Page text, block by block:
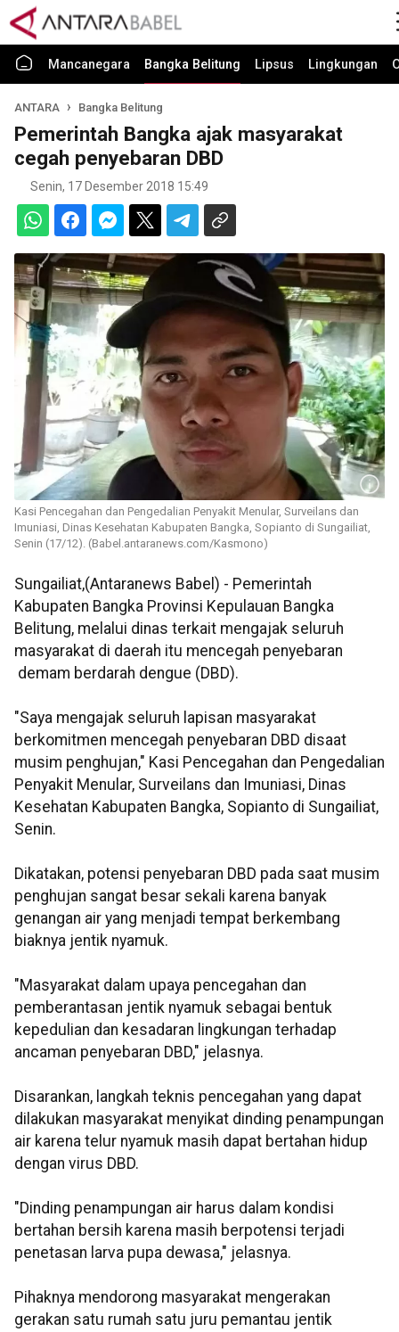
Mancanegara Bangka Belitung Lipsus Lingkungan
ANTARA Bangka Belitung
Pemerintah Bangka ajak masyarakat
cegah penyebaran DBD
Senin, 17 Desember 2018 15:49
Kasi Pencegahan dan Pengedalian Penyakit Menular, Surveilans dan
Imuniasi, Dinas Kesehatan Kabupaten Bangka, Sopianto di Sungailiat,
Senin (17/12). (Babel.antaranews.com/Kasmono)
Sungailiat,(Antaranews Babel) - Pemerintah
Kabupaten Bangka Provinsi Kepulauan Bangka
Belitung, melalui dinas terkait mengajak seluruh
masyarakat di daerah itu mencegah penyebaran
demam berdarah dengue (DBD).
"Saya mengajak seluruh lapisan masyarakat
berkomitmen mencegah penyebaran DBD disaat
musim penghujan," Kasi Pencegahan dan Pengedalian
Penyakit Menular, Surveilans dan Imuniasi, Dinas
Kesehatan Kabupaten Bangka, Sopianto di Sungailiat,
Senin.
Dikatakan, potensi penyebaran DBD pada saat musim
penghujan sangat besar sekali karena banyak
genangan air yang menjadi tempat berkembang
biaknya jentik nyamuk.
"Masyarakat dalam upaya pencegahan dan
pemberantasan jentik nyamuk sebagai bentuk
kepedulian dan kesadaran lingkungan terhadap
ancaman penyebaran DBD," jelasnya.
Disarankan, langkah teknis pencegahan yang dapat
dilakukan masyarakat menyikat dinding penampungan
air karena telur nyamuk masih dapat bertahan hidup
dengan virus DBD.
"Dinding penampungan air harus dalam kondisi
bertahan bersih karena masih berpotensi terjadi
penetasan larva pupa dewasa," jelasnya.
Pihaknya mendorong masyarakat mengerakan
gerakan satu rumah satu juru pemantau jentik